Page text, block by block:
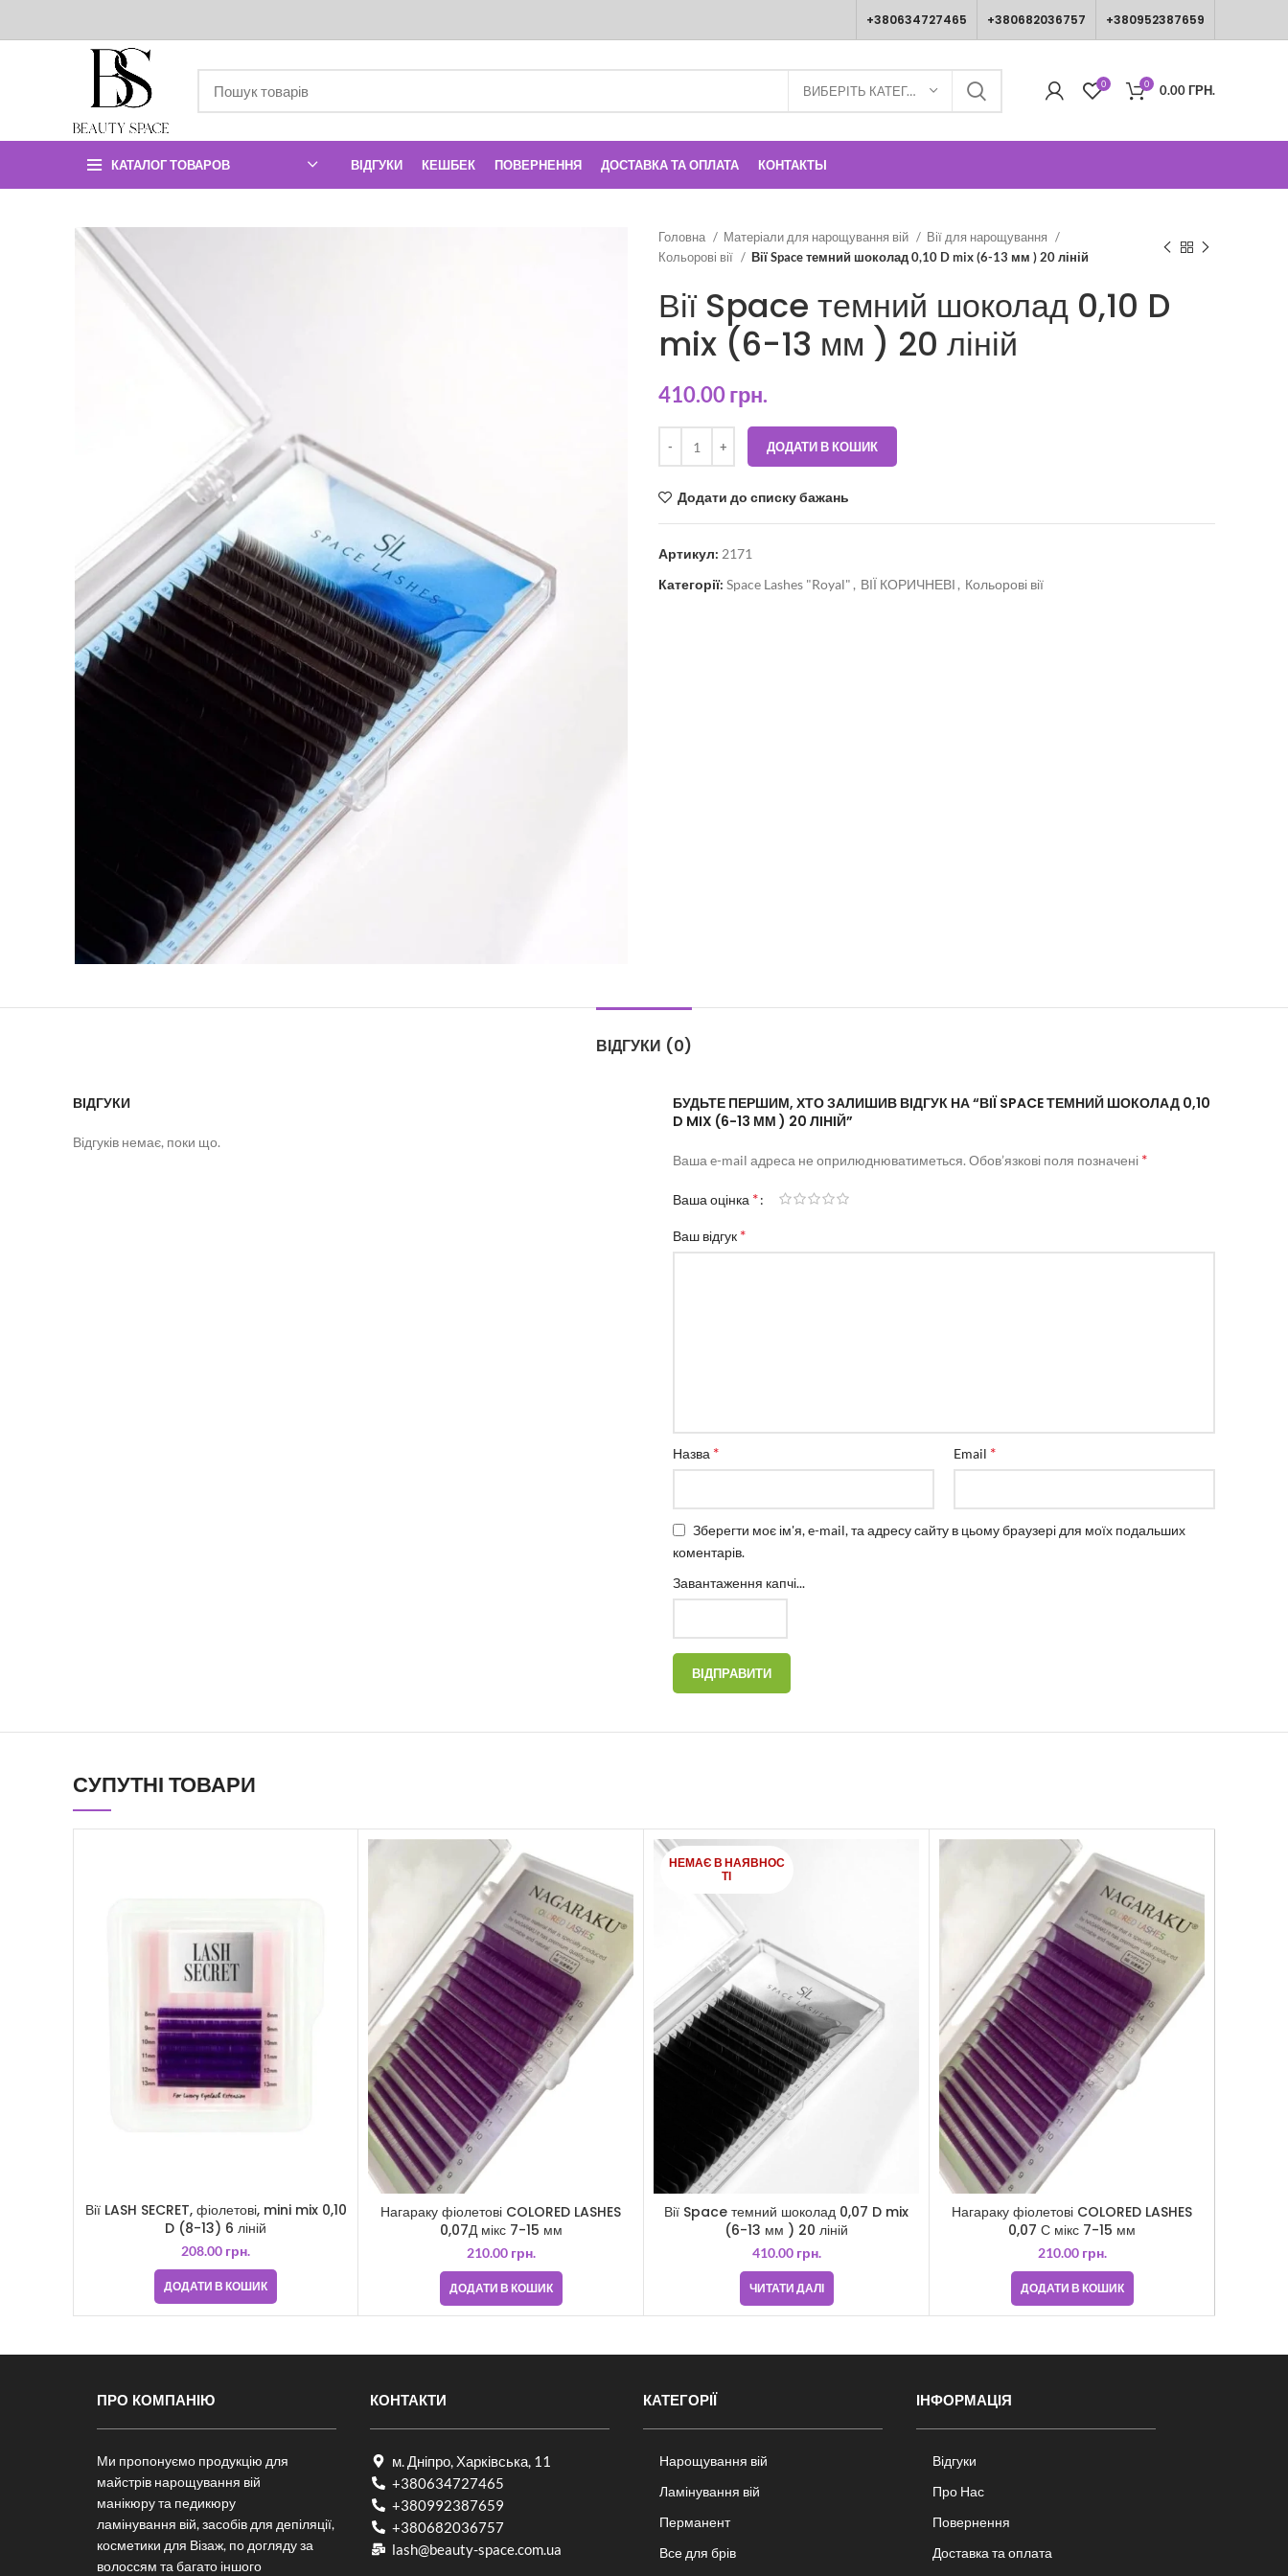
+380634727465 +380682036757 +380952387659
ВИБЕРІТЬ КАТЕГОРІЮ 0 0 0.00ГРН.
КАТАЛОГ ТОВАРОВ ВІДГУКИ КЕШБЕК ПОВЕРНЕННЯ ДОСТАВКА ТА ОПЛАТА КОНТАКТЫ
Головна Матеріали для нарощування вій
Вії для нарощування
Кольорові вії
Вії Space темний шоколад 0,10 D mix (6-13 мм ) 20 ліній
Вії Space темний шоколад 0,10 D
mix (6-13 мм ) 20 ліній
410.00грн.
ДОДАТИ В КОШИК
Додати до списку бажань
Артикул: 2171
Категорії: Space Lashes "Royal" , ВІЇ КОРИЧНЕВІ , Кольорові вії
ВІДГУКИ (0)
ВІДГУКИ
Відгуків немає, поки що.
БУДЬТЕ ПЕРШИМ, ХТО ЗАЛИШИВ ВІДГУК НА “ВІЇ SPACE ТЕМНИЙ ШОКОЛАД 0,10
D MIX (6-13 ММ ) 20 ЛІНІЙ”
Ваша e-mail адреса не оприлюднюватиметься. Обов’язкові поля позначені *
Ваша оцінка *
Ваш відгук *
Назва * Email *
Зберегти моє ім'я, e-mail, та адресу сайту в цьому браузері для моїх подальших
коментарів.
Завантаження капчі...
СУПУТНІ ТОВАРИ
Вії LASH SECRET, фіолетові, mini mix 0,10
D (8-13) 6 ліній
208.00 грн.
ДОДАТИ В КОШИК
Нагараку фіолетові COLORED LASHES
0,07Д мікс 7-15 мм
210.00 грн.
ДОДАТИ В КОШИК
НЕМАЄ В НАЯВНОС
ТІ
Вії Space темний шоколад 0,07 D mix
(6-13 мм ) 20 ліній
410.00 грн.
ЧИТАТИ ДАЛІ
Нагараку фіолетові COLORED LASHES
0,07 С мікс 7-15 мм
210.00 грн.
ДОДАТИ В КОШИК
ПРО КОМПАНІЮ
Ми пропонуємо продукцію для
майстрів нарощування вій
манікюру та педикюру
ламінування вій, засобів для депіляції,
косметики для Візаж, по догляду за
волоссям та багато іншого
КОНТАКТИ
м. Дніпро, Харківська, 11
+380634727465
+380992387659
+380682036757​
lash@beauty-space.com.ua
КАТЕГОРІЇ
Нарощування вій
Ламінування вій
Перманент
Все для брів
ІНФОРМАЦІЯ
Відгуки
Про Нас
Повернення
Доставка та оплата